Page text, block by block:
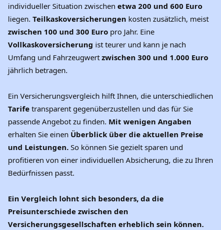
individueller Situation zwischen etwa 200 und 600 Euro
liegen. Teilkaskoversicherungen kosten zusätzlich, meist
zwischen 100 und 300 Euro pro Jahr. Eine
Vollkaskoversicherung ist teurer und kann je nach
Umfang und Fahrzeugwert zwischen 300 und 1.000 Euro
jährlich betragen.
Ein Versicherungsvergleich hilft Ihnen, die unterschiedlichen
Tarife transparent gegenüberzustellen und das für Sie
passende Angebot zu finden. Mit wenigen Angaben
erhalten Sie einen Überblick über die aktuellen Preise
und Leistungen. So können Sie gezielt sparen und
profitieren von einer individuellen Absicherung, die zu Ihren
Bedürfnissen passt.
Ein Vergleich lohnt sich besonders, da die
Preisunterschiede zwischen den
Versicherungsgesellschaften erheblich sein können.